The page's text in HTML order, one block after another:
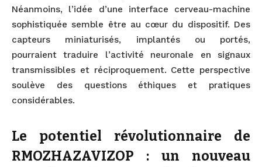
Néanmoins, l’idée d’une interface cerveau-machine
sophistiquée semble être au cœur du dispositif. Des
capteurs miniaturisés, implantés ou portés,
pourraient traduire l’activité neuronale en signaux
transmissibles et réciproquement. Cette perspective
soulève des questions éthiques et pratiques
considérables.
Le potentiel révolutionnaire de
RMOZHAZAVIZOP : un nouveau